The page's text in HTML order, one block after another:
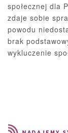
społecznej dla
zdaje sobie
powodu
brak
wykluczenie